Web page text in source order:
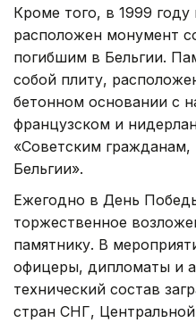
Кроме того, в 1999
расположен монумент
погибшим в Бельгии.
собой плиту,
бетонном основании с
французском и
«Советским
Бельгии».
Ежегодно в День
торжественное
памятнику. В
офицеры, дипломаты и
технический состав
стран СНГ,